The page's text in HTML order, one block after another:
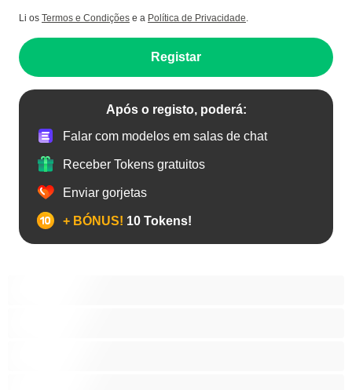
Li os Termos e Condições e a Política de Privacidade.
Registar
Após o registo, poderá:
Falar com modelos em salas de chat
Receber Tokens gratuitos
Enviar gorjetas
+ BÓNUS! 10 Tokens!